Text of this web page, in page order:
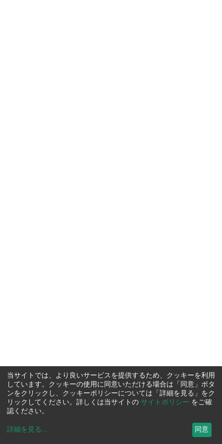
当サイトでは、より良いサービスを提供するため、クッキーを利用
しています。クッキーの使用に同意いただける場合は「同意」ボタ
ンをクリックし、クッキーポリシーについては「詳細を見る」をク
リックしてください。詳しくは当サイトの サイトポリシー をご確
認ください。
詳細を見る ... 同意